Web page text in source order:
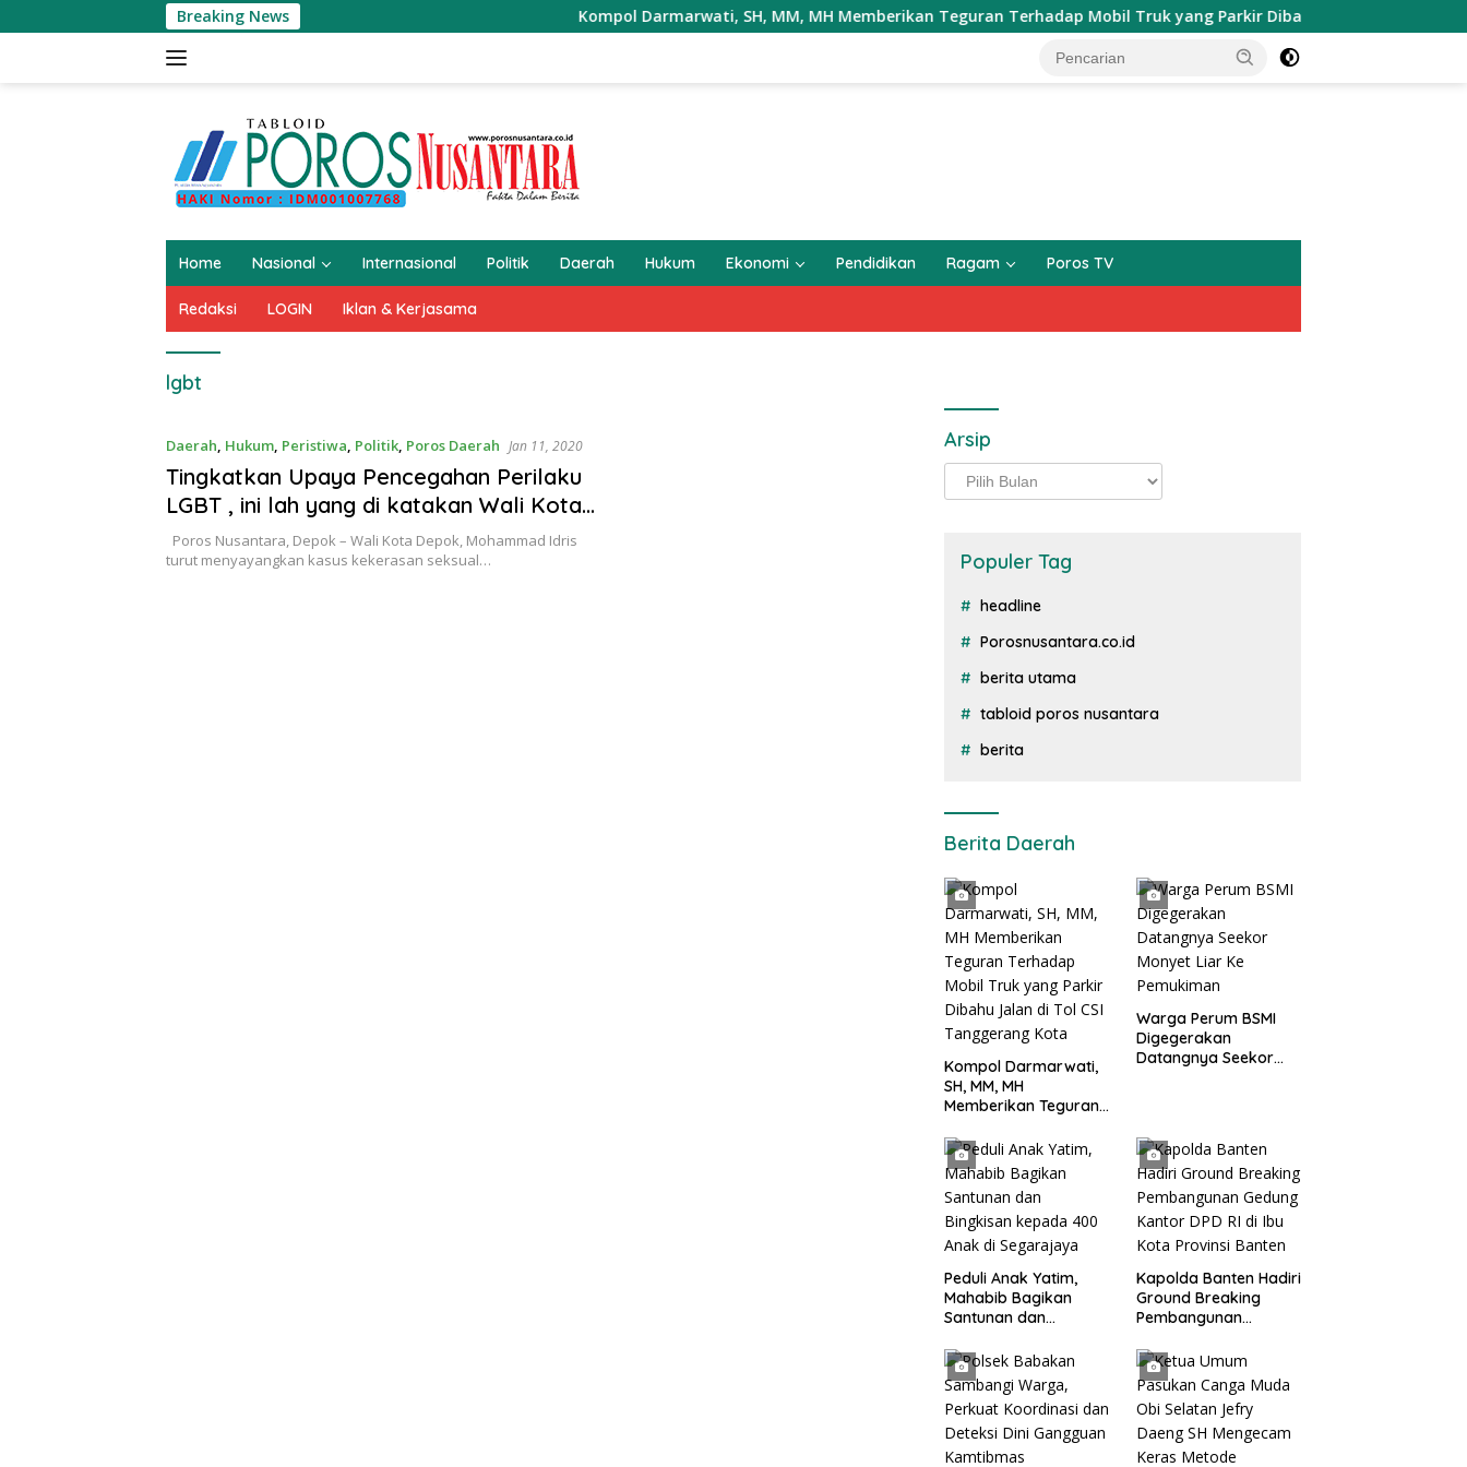
ke
Breaking News Kompol Darmarwati, SH, MM, MH Memberikan Teguran Terhadap Mobil Truk yang Parkir Dibahu Jalan di Tol CSI
Home Nasional Internasional Politik Daerah Hukum Ekonomi Pendidikan Ragam Poros TV
Redaksi LOGIN Iklan & Kerjasama
lgbt
Daerah, Hukum, Peristiwa, Politik, Poros Daerah Jan 11, 2020
Tingkatkan Upaya Pencegahan Perilaku
LGBT , ini lah yang di katakan Wali Kota
Depok
Poros Nusantara, Depok – Wali Kota Depok, Mohammad Idris
turut menyayangkan kasus kekerasan seksual…
Arsip
Arsip
Populer Tag
headline
Porosnusantara.co.id
berita utama
tabloid poros nusantara
berita
Berita Daerah
Kompol Darmarwati,
SH, MM, MH
Memberikan Teguran
yang Parkir Dibahu
Jalan di Tol CSI
Tanggerang Kota
Warga Perum BSMI
Digegerakan
Datangnya Seekor
Peduli Anak Yatim,
Mahabib Bagikan
Santunan dan
Anak di Segarajaya
Kapolda Banten Hadiri
Ground Breaking
Pembangunan
di Ibu Kota Provinsi
Banten